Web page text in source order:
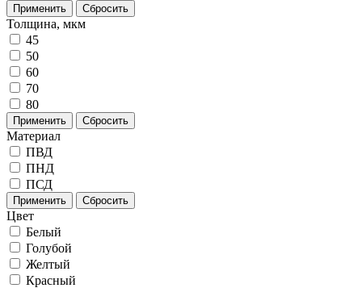
Применить Сбросить
Толщина, мкм
45
50
60
70
80
Применить Сбросить
Материал
ПВД
ПНД
ПСД
Применить Сбросить
Цвет
Белый
Голубой
Желтый
Красный